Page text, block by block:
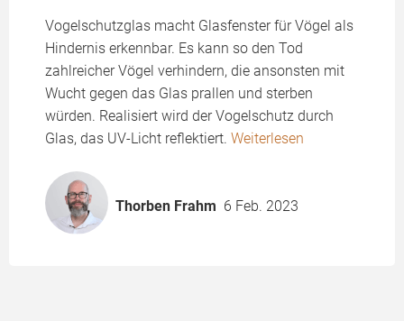
Vogelschutzglas macht Glasfenster für Vögel als
Hindernis erkennbar. Es kann so den Tod
zahlreicher Vögel verhindern, die ansonsten mit
Wucht gegen das Glas prallen und sterben
würden. Realisiert wird der Vogelschutz durch
Glas, das UV-Licht reflektiert. Weiterlesen
Thorben Frahm 6 Feb. 2023